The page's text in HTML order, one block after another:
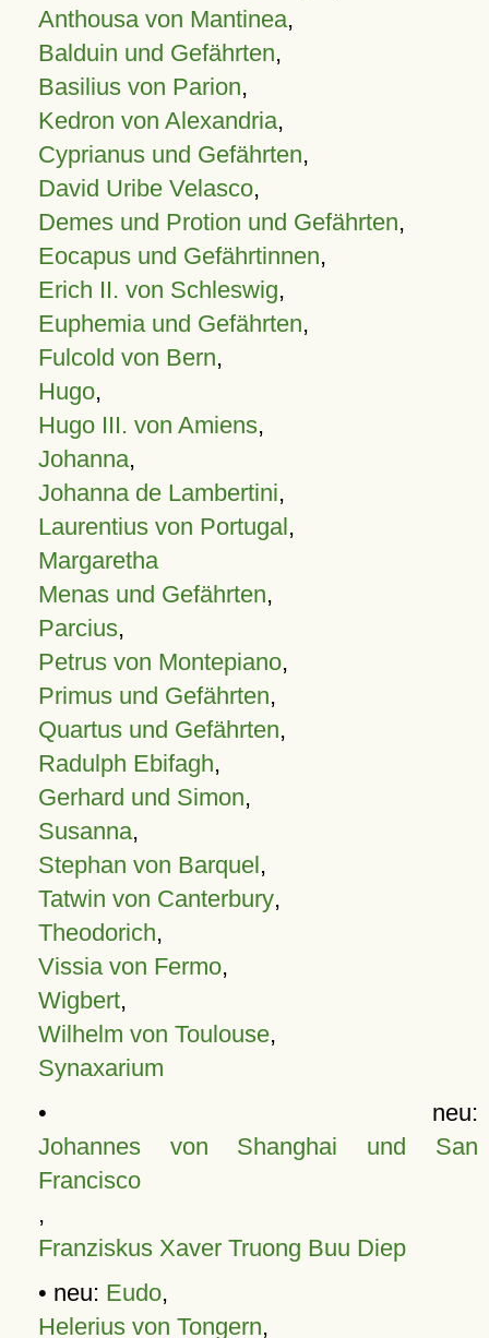
Anthousa von Mantinea,
Balduin und Gefährten,
Basilius von Parion,
Kedron von Alexandria,
Cyprianus und Gefährten,
David Uribe Velasco,
Demes und Protion und Gefährten,
Eocapus und Gefährtinnen,
Erich II. von Schleswig,
Euphemia und Gefährten,
Fulcold von Bern,
Hugo,
Hugo III. von Amiens,
Johanna,
Johanna de Lambertini,
Laurentius von Portugal,
Margaretha
Menas und Gefährten,
Parcius,
Petrus von Montepiano,
Primus und Gefährten,
Quartus und Gefährten,
Radulph Ebifagh,
Gerhard und Simon,
Susanna,
Stephan von Barquel,
Tatwin von Canterbury,
Theodorich,
Vissia von Fermo,
Wigbert,
Wilhelm von Toulouse,
Synaxarium
• neu:
Johannes von Shanghai und San
Francisco
,
Franziskus Xaver Truong Buu Diep
• neu: Eudo,
Helerius von Tongern,